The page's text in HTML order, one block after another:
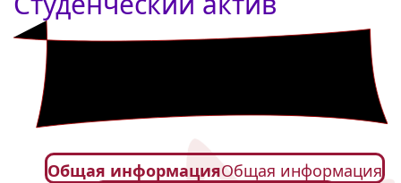
Общая информацияОбщая информация